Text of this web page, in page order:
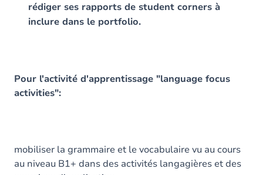
rédiger ses rapports de student corners à
inclure dans le portfolio.
Pour l'activité d'apprentissage "language focus
activities":
mobiliser la grammaire et le vocabulaire vu au cours
au niveau B1+ dans des activités langagières et des